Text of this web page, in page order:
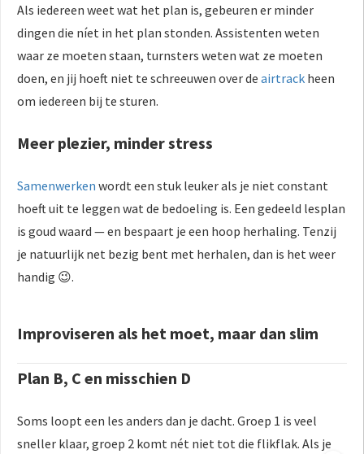
Als iedereen weet wat het plan is, gebeuren er minder
dingen die níet in het plan stonden. Assistenten weten
waar ze moeten staan, turnsters weten wat ze moeten
doen, en jij hoeft niet te schreeuwen over de airtrack heen
om iedereen bij te sturen.
Meer plezier, minder stress
Samenwerken wordt een stuk leuker als je niet constant
hoeft uit te leggen wat de bedoeling is. Een gedeeld lesplan
is goud waard — en bespaart je een hoop herhaling. Tenzij
je natuurlijk net bezig bent met herhalen, dan is het weer
handig 😉.
Improviseren als het moet, maar dan slim
Plan B, C en misschien D
Soms loopt een les anders dan je dacht. Groep 1 is veel
sneller klaar, groep 2 komt nét niet tot die flikflak. Als je